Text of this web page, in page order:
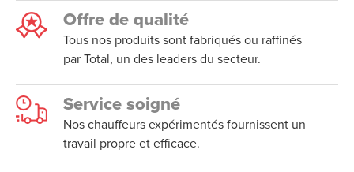
Offre de qualité
Tous nos produits sont fabriqués ou raffinés
par Total, un des leaders du secteur.
Service soigné
Nos chauffeurs expérimentés fournissent un
travail propre et efficace.